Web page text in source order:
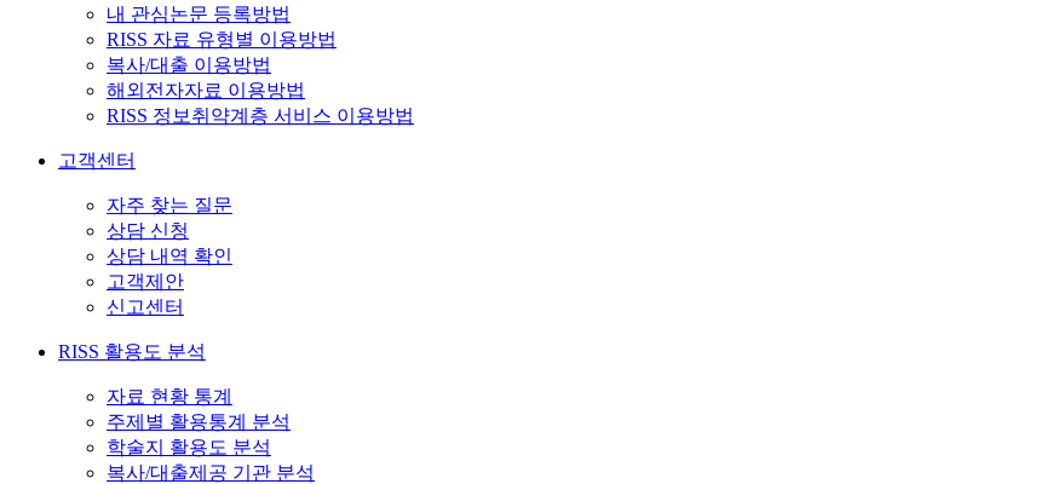
내 관심논문 등록방법
RISS 자료 유형별 이용방법
복사/대출 이용방법
해외전자자료 이용방법
RISS 정보취약계층 서비스 이용방법
고객센터
자주 찾는 질문
상담 신청
상담 내역 확인
고객제안
신고센터
RISS 활용도 분석
자료 현황 통계
주제별 활용통계 분석
학술지 활용도 분석
복사/대출제공 기관 분석